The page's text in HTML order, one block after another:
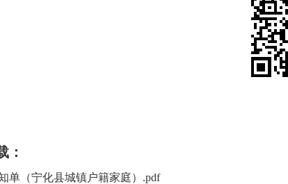
：
单（宁化县城镇户籍家庭）.pdf